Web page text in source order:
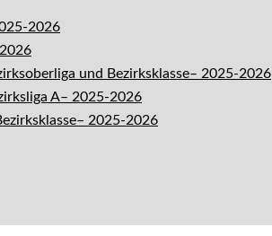
2026
und Bezirksklasse– 2025-2026
A– 2025-2026
2025-2026